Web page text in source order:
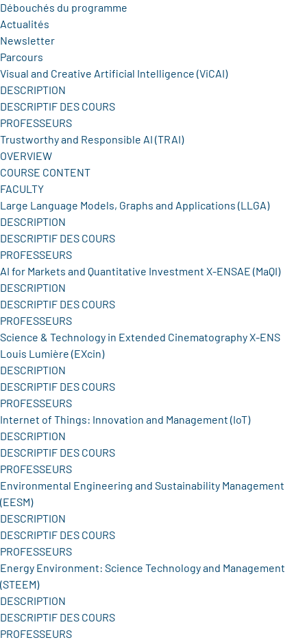
Débouchés du programme
Actualités
Newsletter
Parcours
Visual and Creative Artificial Intelligence (ViCAI)
DESCRIPTION
DESCRIPTIF DES COURS
PROFESSEURS
Trustworthy and Responsible AI (TRAI)
OVERVIEW
COURSE CONTENT
FACULTY
Large Language Models, Graphs and Applications (LLGA)
DESCRIPTION
DESCRIPTIF DES COURS
PROFESSEURS
AI for Markets and Quantitative Investment X-ENSAE (MaQI)
DESCRIPTION
DESCRIPTIF DES COURS
PROFESSEURS
Science & Technology in Extended Cinematography X-ENS
Louis Lumière (EXcin)
DESCRIPTION
DESCRIPTIF DES COURS
PROFESSEURS
Internet of Things: Innovation and Management (IoT)
DESCRIPTION
DESCRIPTIF DES COURS
PROFESSEURS
Environmental Engineering and Sustainability Management
(EESM)
DESCRIPTION
DESCRIPTIF DES COURS
PROFESSEURS
Energy Environment: Science Technology and Management
(STEEM)
DESCRIPTION
DESCRIPTIF DES COURS
PROFESSEURS